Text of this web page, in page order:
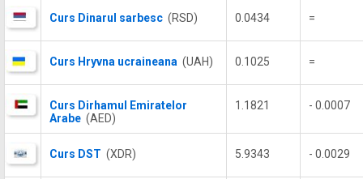
Curs Dinarul sarbesc (RSD) 0.0434 =
Curs Hryvna ucraineana (UAH) 0.1025 =
Curs Dirhamul Emiratelor
Arabe (AED)
1.1821 - 0.0007
Curs DST (XDR) 5.9343 - 0.0029